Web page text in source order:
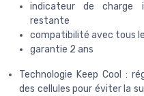
indicateur de charge
restante
compatibilité avec tous
garantie 2 ans
Technologie Keep Cool :
des cellules pour éviter la